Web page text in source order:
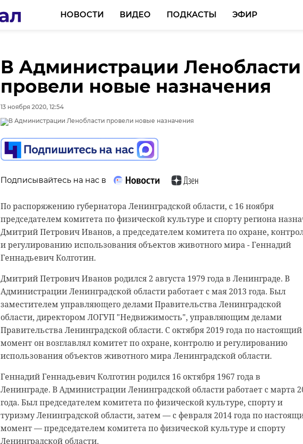
НОВОСТИ ВИДЕО ПОДКАСТЫ ЭФИР
В Администрации Ленобласти
провели новые назначения
13 ноября 2020, 12:54
Подписывайтесь на нас в
По распоряжению губернатора Ленинградской области, с 16 ноября
председателем комитета по физической культуре и спорту региона
Дмитрий Петрович Иванов, а председателем комитета по охране,
и регулированию использования объектов животного мира - Геннадий
Геннадьевич Колготин.
Дмитрий Петрович Иванов родился 2 августа 1979 года в Ленинграде. В
Администрации Ленинградской области работает с мая 2013 года. Был
заместителем управляющего делами Правительства Ленинградской
области, директором ЛОГУП "Недвижимость", управляющим делами
Правительства Ленинградской области. С октября 2019 года по настоящий
момент он возглавлял комитет по охране, контролю и регулированию
использования объектов животного мира Ленинградской области.
Геннадий Геннадьевич Колготин родился 16 октября 1967 года в
Ленинграде. В Администрации Ленинградской области работает с марта
года. Был председателем комитета по физической культуре, спорту и
туризму Ленинградской области, затем — с февраля 2014 года по
момент — председателем комитета по физической культуре и спорту
Ленинградской области.
0:00
В Белгородской области
журналист спас тонущую
собаку
20 января 2021, 21:06
0:00
В Гатчинском районе
добровольцы реставрируют
“особняк с привидениями”
века